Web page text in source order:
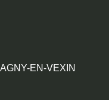
EN-VEXIN